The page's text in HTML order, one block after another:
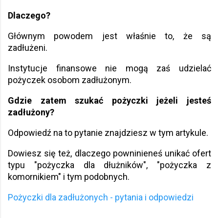
Dlaczego?
Głównym powodem jest właśnie to, że są
zadłużeni.
Instytucje finansowe nie mogą zaś udzielać
pożyczek osobom zadłużonym.
Gdzie zatem szukać pożyczki jeżeli jesteś
zadłużony?
Odpowiedź na to pytanie znajdziesz w tym artykule.
Dowiesz się też, dlaczego powninieneś unikać ofert
typu "pożyczka dla dłużników", "pożyczka z
komornikiem" i tym podobnych.
Pożyczki dla zadłużonych - pytania i odpowiedzi